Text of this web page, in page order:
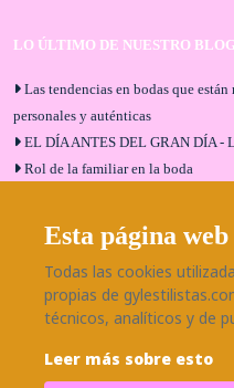
LO ÚLTIMO DE NUESTRO
Las tendencias en bodas que
personales y auténticas
EL DÍA ANTES DEL GRAN DÍA -
Rol de la familiar en la boda
Bodas en Alhaurín de la Torre:
Málaga
¿Cómo será tu boda?
Blog de bodas
SÍGUENOS EN NUESTRAS REDES
Esta página web
Todas las cookies
propias de
técnicos, analíticos y de
Leer más sobre esto